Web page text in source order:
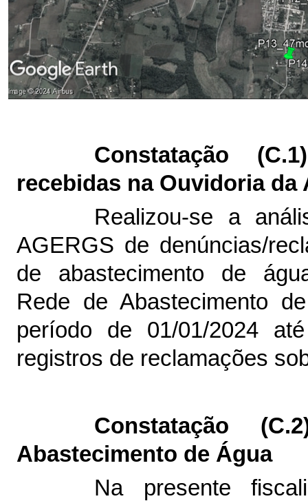
Constatação
recebidas na Ouvidoria da
Realizou-se a
AGERGS de denúncias/
de abastecimento de
Rede de Abastecimento
período de
01/01/2024
registros de reclamações
Constatação
Abastecimento de Água
Na presente